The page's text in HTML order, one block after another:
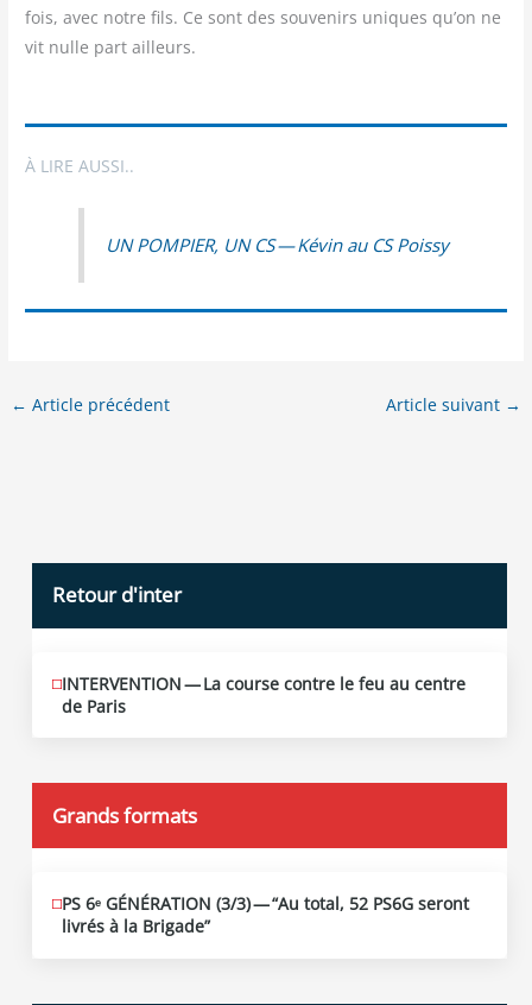
fois, avec notre fils. Ce sont des sou­ve­nirs uniques qu’on ne
vit nulle part ailleurs.
À LIRE AUSSI..
UN POMPIER, UN CS — Kévin au CS Poissy
← Article précédent Article suivant →
Retour d'inter
JUIN
12
INTERVENTION — La course contre le feu au centre
de Paris
Grands formats
JUIN
19
PS 6ᵉ GÉNÉRATION (3/​3) — “Au total, 52 PS6G seront
livrés à la Brigade”